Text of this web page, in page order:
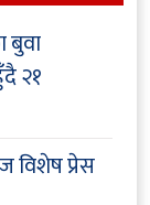
बुवा
२१
विशेष प्रेस